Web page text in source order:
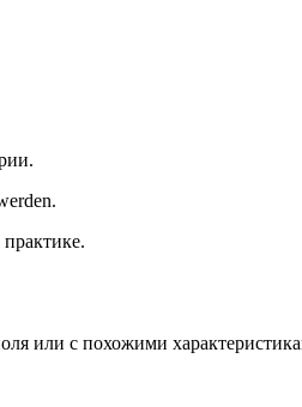
или с похожими